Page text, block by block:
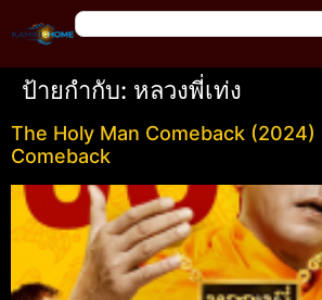
ป้ายกำกับ: หลวงพี่เท่ง
The Holy Man Comeback (2024)
Comeback